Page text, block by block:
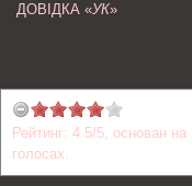
ДОВІДКА «УК»
Рейтинг: 4.5/5, основан на
голосах.